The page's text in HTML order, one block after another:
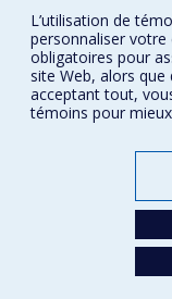
Confidentialité
Conditions d’utilisation
Paramètres des
L’utilisation de
personnaliser votre
obligatoires pour
site Web, alors que
acceptant tout,
témoins pour